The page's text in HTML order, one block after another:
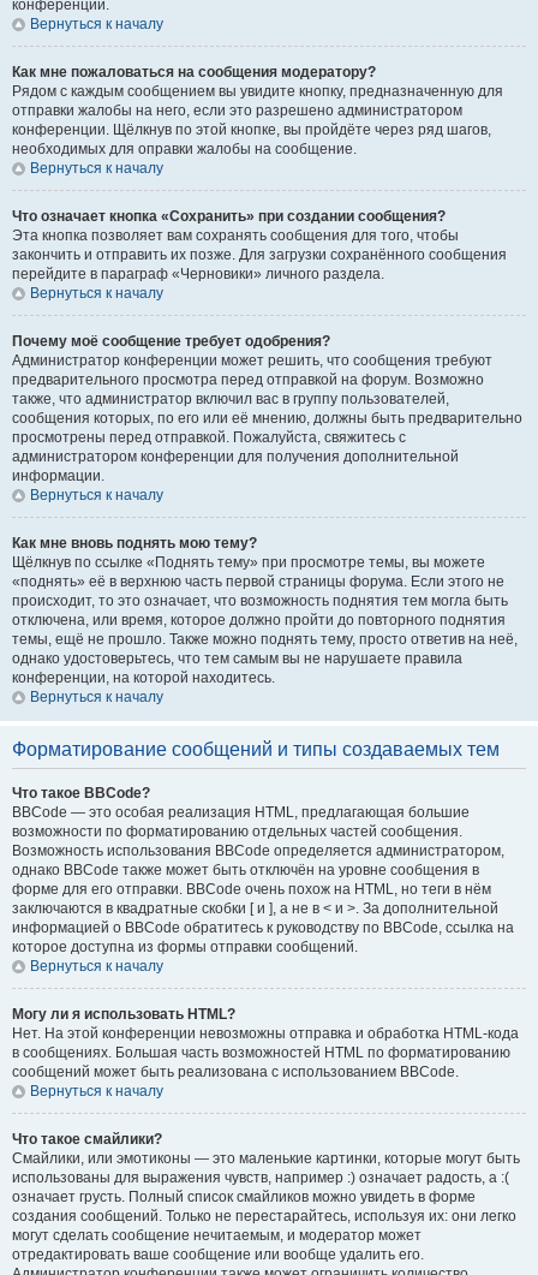
конференции.
Вернуться к началу
Как мне пожаловаться на сообщения модератору?
Рядом с каждым сообщением вы увидите кнопку, предназначенную для
отправки жалобы на него, если это разрешено администратором
конференции. Щёлкнув по этой кнопке, вы пройдёте через ряд шагов,
необходимых для оправки жалобы на сообщение.
Вернуться к началу
Что означает кнопка «Сохранить» при создании сообщения?
Эта кнопка позволяет вам сохранять сообщения для того, чтобы
закончить и отправить их позже. Для загрузки сохранённого сообщения
перейдите в параграф «Черновики» личного раздела.
Вернуться к началу
Почему моё сообщение требует одобрения?
Администратор конференции может решить, что сообщения требуют
предварительного просмотра перед отправкой на форум. Возможно
также, что администратор включил вас в группу пользователей,
сообщения которых, по его или её мнению, должны быть предварительно
просмотрены перед отправкой. Пожалуйста, свяжитесь с
администратором конференции для получения дополнительной
информации.
Вернуться к началу
Как мне вновь поднять мою тему?
Щёлкнув по ссылке «Поднять тему» при просмотре темы, вы можете
«поднять» её в верхнюю часть первой страницы форума. Если этого не
происходит, то это означает, что возможность поднятия тем могла быть
отключена, или время, которое должно пройти до повторного поднятия
темы, ещё не прошло. Также можно поднять тему, просто ответив на неё,
однако удостоверьтесь, что тем самым вы не нарушаете правила
конференции, на которой находитесь.
Вернуться к началу
Форматирование сообщений и типы создаваемых тем
Что такое BBCode?
BBCode — это особая реализация HTML, предлагающая большие
возможности по форматированию отдельных частей сообщения.
Возможность использования BBCode определяется администратором,
однако BBCode также может быть отключён на уровне сообщения в
форме для его отправки. BBCode очень похож на HTML, но теги в нём
заключаются в квадратные скобки [ и ], а не в < и >. За дополнительной
информацией о BBCode обратитесь к руководству по BBCode, ссылка на
которое доступна из формы отправки сообщений.
Вернуться к началу
Могу ли я использовать HTML?
Нет. На этой конференции невозможны отправка и обработка HTML-кода
в сообщениях. Большая часть возможностей HTML по форматированию
сообщений может быть реализована с использованием BBCode.
Вернуться к началу
Что такое смайлики?
Смайлики, или эмотиконы — это маленькие картинки, которые могут быть
использованы для выражения чувств, например :) означает радость, а :(
означает грусть. Полный список смайликов можно увидеть в форме
создания сообщений. Только не перестарайтесь, используя их: они легко
могут сделать сообщение нечитаемым, и модератор может
отредактировать ваше сообщение или вообще удалить его.